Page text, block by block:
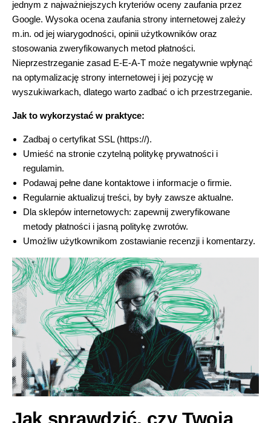
jednym z najważniejszych kryteriów oceny zaufania przez
Google. Wysoka ocena zaufania strony internetowej zależy
m.in. od jej wiarygodności, opinii użytkowników oraz
stosowania zweryfikowanych metod płatności.
Nieprzestrzeganie zasad E-E-A-T może negatywnie wpłynąć
na optymalizację strony internetowej i jej pozycję w
wyszukiwarkach, dlatego warto zadbać o ich przestrzeganie.
Jak to wykorzystać w praktyce:
Zadbaj o certyfikat SSL (https://).
Umieść na stronie czytelną politykę prywatności i
regulamin.
Podawaj pełne dane kontaktowe i informacje o firmie.
Regularnie aktualizuj treści, by były zawsze aktualne.
Dla sklepów internetowych: zapewnij zweryfikowane
metody płatności i jasną politykę zwrotów.
Umożliw użytkownikom zostawianie recenzji i komentarzy.